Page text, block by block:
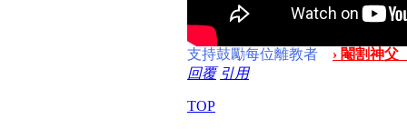
支持鼓勵每位離教者
› 閹割神
回覆 引用
TOP